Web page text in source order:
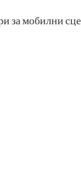
за мобилни